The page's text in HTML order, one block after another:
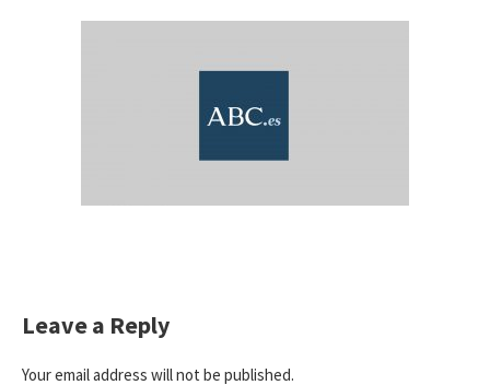
Leave a Reply
Your email address will not be published.